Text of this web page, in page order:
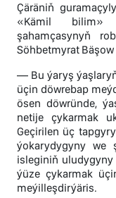
Çäräniň
«Kämil bilim»
şahamçasynyň
Söhbetmyrat
— Bu ýaryş
üçin döwrebap
ösen döwründe,
netije çykarmak
Geçirilen üç
ýokarydygyny we
isleginiň
ýüze çykarmak
meýilleşdirýäris.